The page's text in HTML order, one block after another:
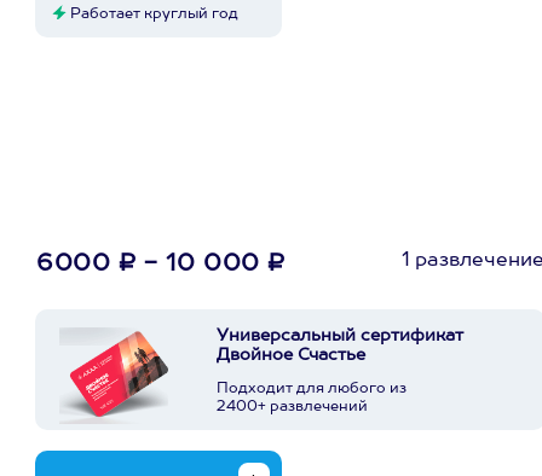
Работает круглый год
6000 ₽ - 10 000 ₽ 1
Универсальный сертификат
Двойное Счастье
Подходит для любого из
2400+ развлечений